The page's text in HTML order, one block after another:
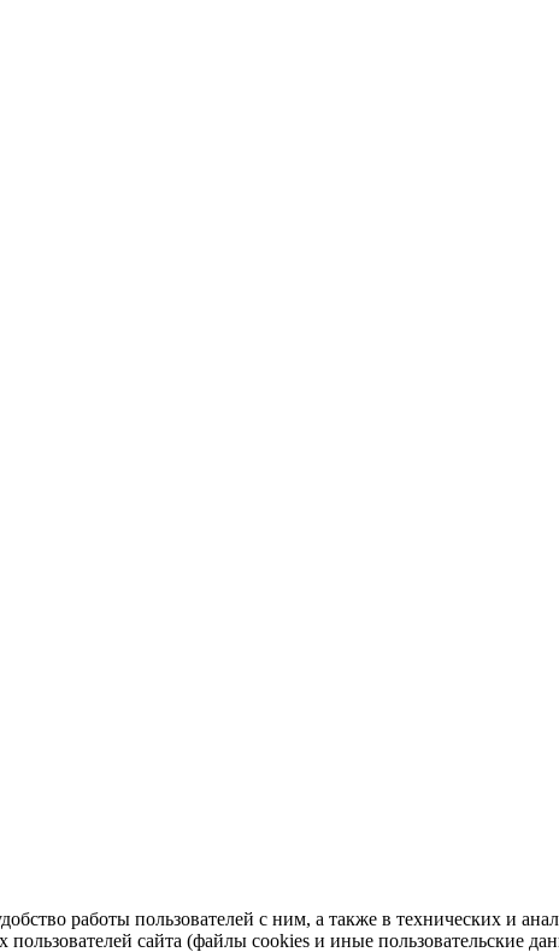
работы пользователей с ним, а также в технических и
пользователей сайта (файлы cookies и иные пользовательские